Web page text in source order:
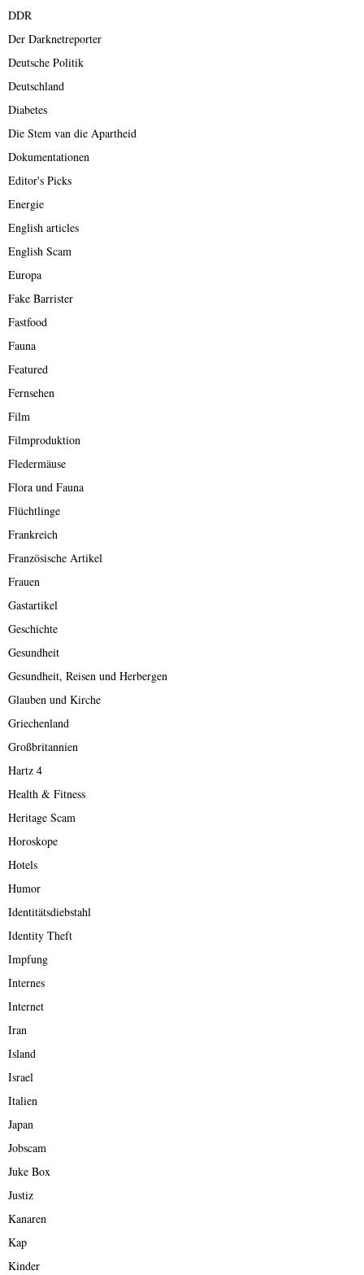
DDR
Der Darknetreporter
Deutsche Politik
Deutschland
Diabetes
Die Stem van die Apartheid
Dokumentationen
Editor's Picks
Energie
English articles
English Scam
Europa
Fake Barrister
Fastfood
Fauna
Featured
Fernsehen
Film
Filmproduktion
Fledermäuse
Flora und Fauna
Flüchtlinge
Frankreich
Französische Artikel
Frauen
Gastartikel
Geschichte
Gesundheit
Gesundheit, Reisen und Herbergen
Glauben und Kirche
Griechenland
Großbritannien
Hartz 4
Health & Fitness
Heritage Scam
Horoskope
Hotels
Humor
Identitätsdiebstahl
Identity Theft
Impfung
Internes
Internet
Iran
Island
Israel
Italien
Japan
Jobscam
Juke Box
Justiz
Kanaren
Kap
Kinder